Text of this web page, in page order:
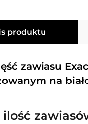
produktu
zawiasu
na
ilość